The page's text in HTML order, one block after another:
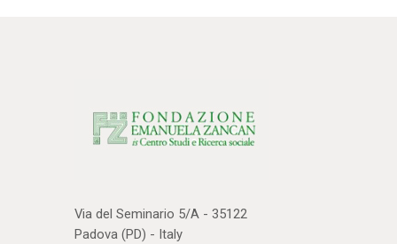
Via del Seminario 5/A - 35122
Padova (PD) - Italy